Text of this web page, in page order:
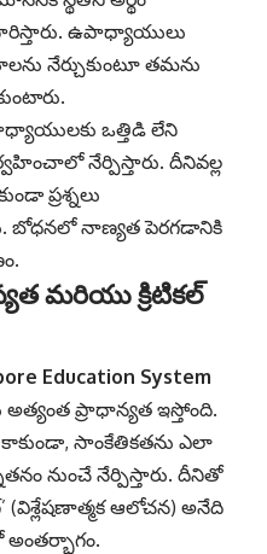
ఉపాధ్యాయులు
నేర్చుకుంటూ తమను
ఒత్తిడి లేని
నేర్పిస్తారు. దీనివల్ల
ప్రశ్నలు
బోధనలో నాణ్యత పెరగడానికి
మరియు క్రిటికల్
Education System
అత్యంత ప్రాధాన్యత ఇస్తోంది.
కాకుండా, సాంకేతికతను ఎలా
నుంచే నేర్పిస్తారు. దీనితో
(విశ్లేషణాత్మక ఆలోచన) అనేది